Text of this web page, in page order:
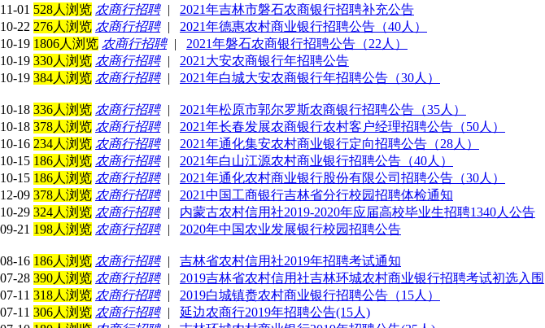
11-01 528人浏览 农商行招聘|
2021年吉林市磐石农商银行招聘补充公告
10-22 276人浏览 农商行招聘|
2021年德惠农村商业银行招聘公告（40人）
10-19 1806人浏览 农商行招聘|
2021年磐石农商银行招聘公告（22人）
10-19 330人浏览 农商行招聘|
2021大安农商银行年招聘公告
10-19 384人浏览 农商行招聘| 2021年白城大安农商银行年招聘公告（30人）
10-18 336人浏览 农商行招聘|
2021年松原市郭尔罗斯农商银行招聘公告（35人）
10-18 378人浏览 农商行招聘|
2021年长春发展农商银行农村客户经理招聘公告（50人）
10-16 234人浏览 农商行招聘|
2021年通化集安农村商业银行定向招聘公告（28人）
10-15 186人浏览 农商行招聘|
2021年白山江源农村商业银行招聘公告（40人）
10-15 186人浏览 农商行招聘|
2021年通化农村商业银行股份有限公司招聘公告（30人）
12-09 378人浏览 农商行招聘|
2021中国工商银行吉林省分行校园招聘体检通知
10-29 324人浏览 农商行招聘|
内蒙古农村信用社2019-2020年应届高校毕业生招聘1340人公告
09-21 198人浏览 农商行招聘| 2020年中国农业发展银行校园招聘公告
08-16 186人浏览 农商行招聘|
吉林省农村信用社2019年招聘考试通知
07-28 390人浏览 农商行招聘|
2019吉林省农村信用社吉林环城农村商业银行招聘考试初选入围
07-11 318人浏览 农商行招聘|
2019白城镇赉农村商业银行招聘公告（15人）
07-11 306人浏览 农商行招聘|
延边农商行2019年招聘公告(15人)